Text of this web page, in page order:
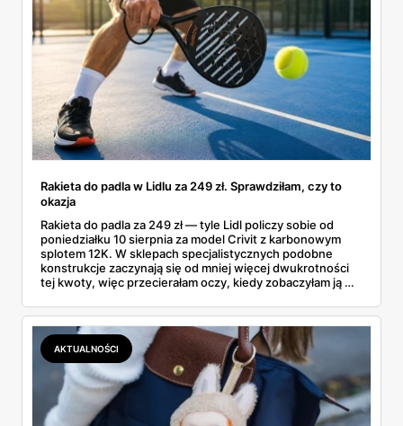
Rakieta do padla w Lidlu za 249 zł. Sprawdziłam, czy to
okazja
Rakieta do padla za 249 zł — tyle Lidl policzy sobie od
poniedziałku 10 sierpnia za model Crivit z karbonowym
splotem 12K. W sklepach specjalistycznych podobne
konstrukcje zaczynają się od mniej więcej dwukrotności
tej kwoty, więc przecierałam oczy, kiedy zobaczyłam ją w
najszybciej rosnący sport w Polsce: kortów przybywa
lawinowo, a chętnych jeszcze szybciej. Sprawdziłam, co
dokładnie dostajemy za te pieniądze i komu taka rakieta
faktycznie wystarczy.
AKTUALNOŚCI